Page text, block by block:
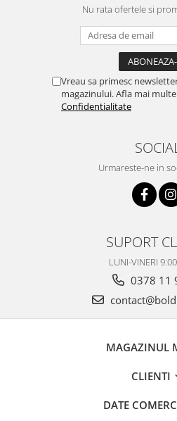
Nu rata ofertele si
Vreau sa primesc
magazinului. Afla mai
Confidentialitate
Urmareste-ne in
SUPORT
LUNI-VINERI
0378 11
MAGAZINUL
CLIENTI
DATE